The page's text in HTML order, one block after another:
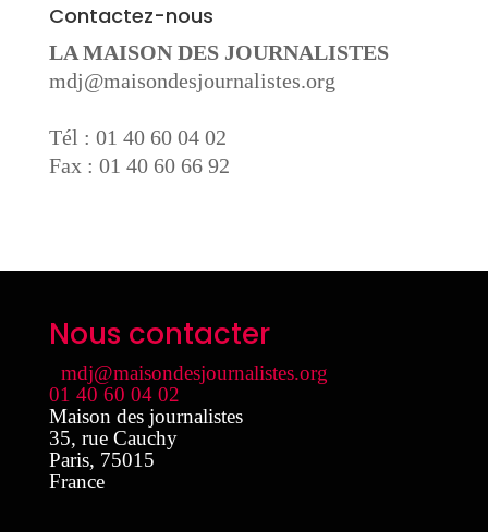
Contactez-nous
LA MAISON DES JOURNALISTES
mdj@maisondesjournalistes.org
Tél : 01 40 60 04 02
Fax : 01 40 60 66 92
Nous contacter
mdj@maisondesjournalistes.org
01 40 60 04 02
Maison des journalistes
35, rue Cauchy
Paris, 75015
France